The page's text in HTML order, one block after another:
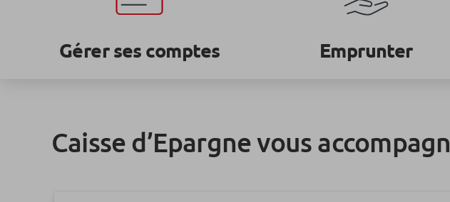
Gérer ses comptes Emprunter
Caisse d’Epargne vous